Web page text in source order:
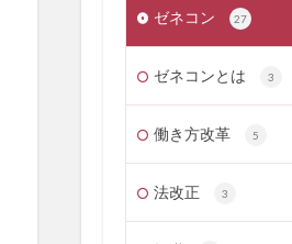
ゼネコン 27
ゼネコンとは 3
働き方改革 5
法改正 3